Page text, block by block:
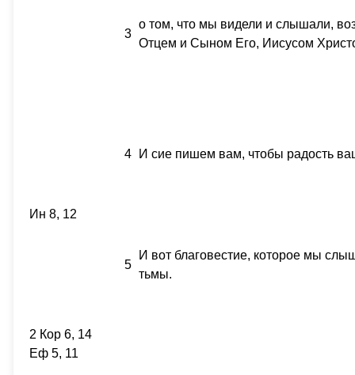
3
о том, что мы видели и слышали,
Отцем и Сыном Его, Иисусом
4 И сие пишем вам, чтобы радость
Ин 8, 12
5
И вот благовестие, которое мы
тьмы.
2 Кор 6, 14
Еф 5, 11